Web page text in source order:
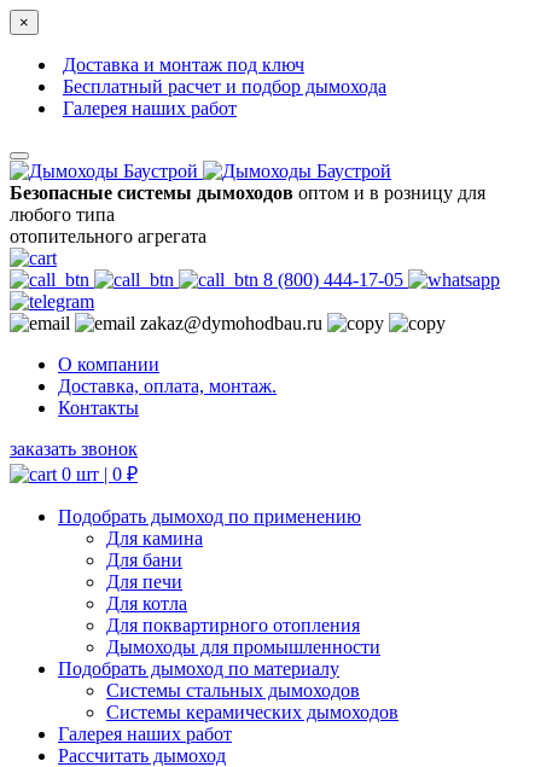
×
Доставка и монтаж под ключ
Бесплатный расчет и подбор дымохода
Галерея наших работ
Безопасные системы дымоходов оптом и в розницу для
любого типа
отопительного агрегата
8 (800) 444-17-05
zakaz@dymohodbau.ru
О компании
Доставка, оплата, монтаж.
Контакты
заказать звонок
0 шт | 0 ₽
Подобрать дымоход по применению
Для камина
Для бани
Для печи
Для котла
Для поквартирного отопления
Дымоходы для промышленности
Подобрать дымоход по материалу
Системы стальных дымоходов
Системы керамических дымоходов
Галерея наших работ
Рассчитать дымоход